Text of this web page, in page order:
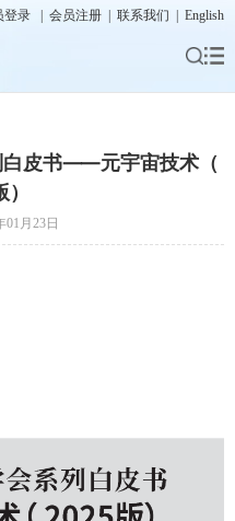
登录 会员注册 联系我们 English
白皮书⸺元宇宙技术（
01月23日